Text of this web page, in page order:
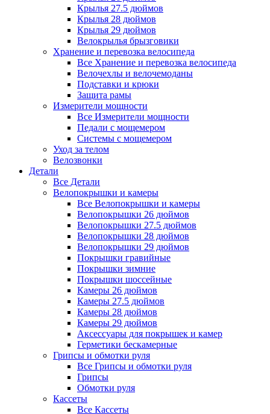
Крылья 27.5 дюймов
Крылья 28 дюймов
Крылья 29 дюймов
Велокрылья брызговики
Хранение и перевозка велосипеда
Все Хранение и перевозка велосипеда
Велочехлы и велочемоданы
Подставки и крюки
Защита рамы
Измерители мощности
Все Измерители мощности
Педали с мощемером
Системы с мощемером
Уход за телом
Велозвонки
Детали
Все Детали
Велопокрышки и камеры
Все Велопокрышки и камеры
Велопокрышки 26 дюймов
Велопокрышки 27.5 дюймов
Велопокрышки 28 дюймов
Велопокрышки 29 дюймов
Покрышки гравийные
Покрышки зимние
Покрышки шоссейные
Камеры 26 дюймов
Камеры 27.5 дюймов
Камеры 28 дюймов
Камеры 29 дюймов
Аксессуары для покрышек и камер
Герметики бескамерные
Грипсы и обмотки руля
Все Грипсы и обмотки руля
Грипсы
Обмотки руля
Кассеты
Все Кассеты